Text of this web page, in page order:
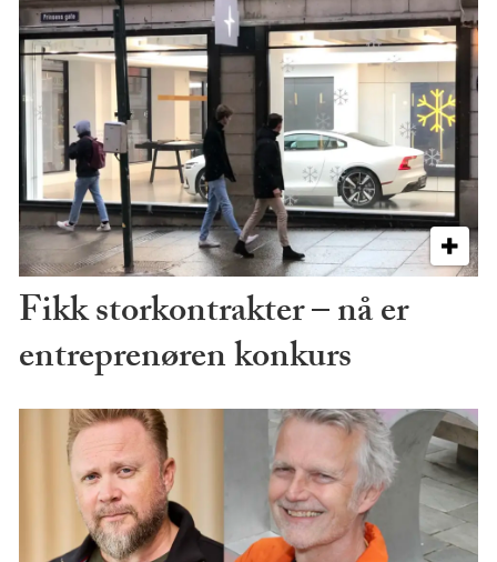
Fikk storkontrakter – nå er
entreprenøren konkurs